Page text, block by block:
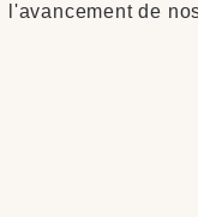
l'avancement de